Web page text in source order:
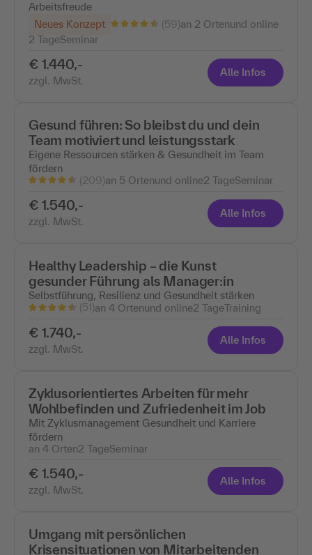
Arbeitsfreude
Neues Konzept
(59)an 2 Ortenund online
2 TageSeminar
€ 1.440,-
zzgl. MwSt.
Alle Infos
Gesund führen: So bleibst du und dein
Team motiviert und leistungsstark
Eigene Ressourcen stärken & Gesundheit im Team
fördern
(209)an 5 Ortenund online2 TageSeminar
€ 1.540,-
zzgl. MwSt.
Alle Infos
Healthy Leadership – die Kunst
gesunder Führung als Manager:in
Selbstführung, Resilienz und Gesundheit stärken
(51)an 4 Ortenund online2 TageTraining
€ 1.740,-
zzgl. MwSt.
Alle Infos
Zyklusorientiertes Arbeiten für mehr
Wohlbefinden und Zufriedenheit im Job
Mit Zyklusmanagement Gesundheit und Karriere
fördern
an 4 Orten2 TageSeminar
€ 1.540,-
zzgl. MwSt.
Alle Infos
Umgang mit persönlichen
Krisensituationen von Mitarbeitenden